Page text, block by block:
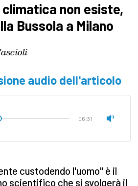
climatica non esiste,
Bussola a Milano
audio dell'articolo
06:31
custodendo l'uomo" è il
scientifico che si svolgerà il